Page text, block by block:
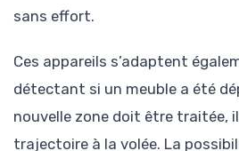
sans effort.
Ces appareils s’adaptent
détectant si un meuble a été
nouvelle zone doit être traitée,
trajectoire à la volée. La